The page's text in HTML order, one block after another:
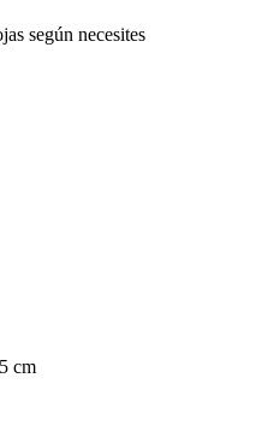
según necesites
cm